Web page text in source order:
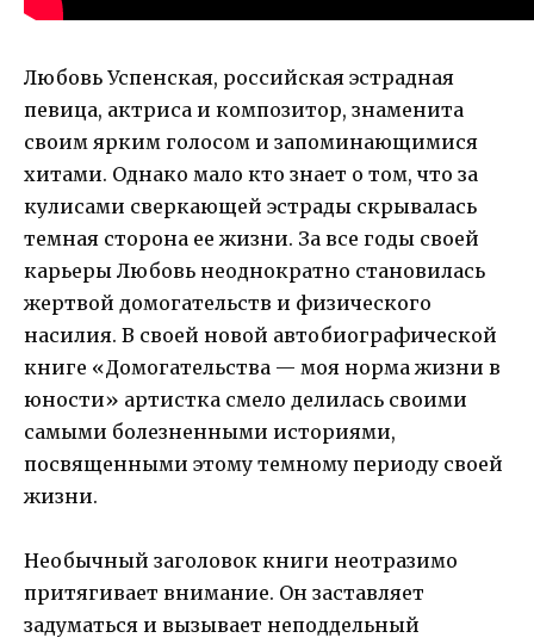
Любовь Успенская, российская эстрадная
певица, актриса и композитор, знаменита
своим ярким голосом и запоминающимися
хитами. Однако мало кто знает о том, что за
кулисами сверкающей эстрады скрывалась
темная сторона ее жизни. За все годы своей
карьеры Любовь неоднократно становилась
жертвой домогательств и физического
насилия. В своей новой автобиографической
книге «Домогательства — моя норма жизни в
юности» артистка смело делилась своими
самыми болезненными историями,
посвященными этому темному периоду своей
жизни.
Необычный заголовок книги неотразимо
притягивает внимание. Он заставляет
задуматься и вызывает неподдельный